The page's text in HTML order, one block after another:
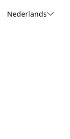
Nederlands